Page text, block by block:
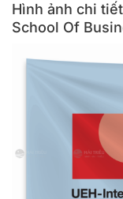
Hình ảnh chi
School Of